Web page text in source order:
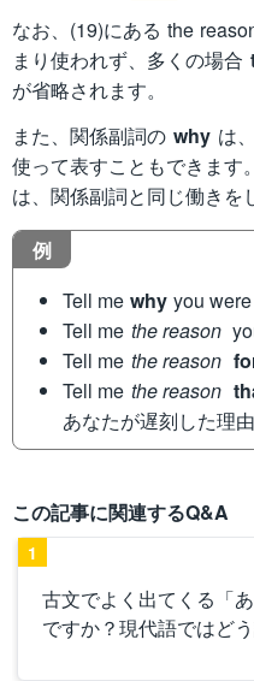
なお、(19)にある the
まり使われず、多くの場合
が省略されます。
また、関係副詞の why は
使って表すこともできます
は、関係副詞と同じ働きを
例
Tell me why you
Tell me the reason
Tell me the reason
Tell me the reason
あなたが遅刻した理
この記事に関連するQ&A
古文でよく出てくる「
ですか？現代語ではど
1